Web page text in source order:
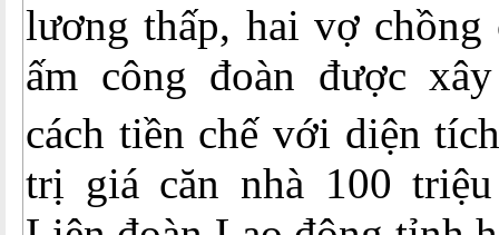
lương thấp, hai vợ
ấm công đoàn được
cách tiền chế với diện
trị giá căn nhà 100